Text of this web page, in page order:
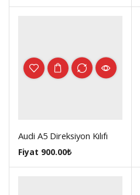
Audi A5 Direksiyon Kılıfı
Fiyat 900.00₺